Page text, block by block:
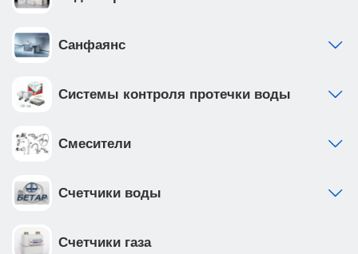
Санфаянс
Системы контроля протечки воды
Смесители
Счетчики воды
Счетчики газа